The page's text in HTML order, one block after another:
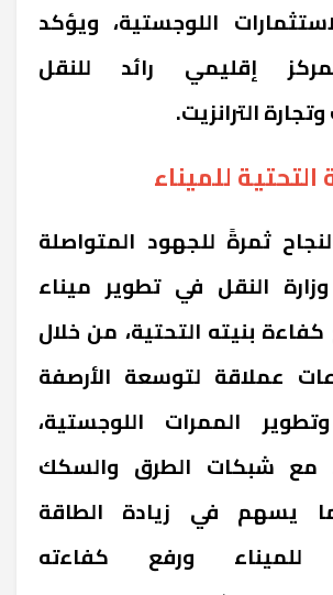
اللوجستية، ويؤكد
إقليمي رائد للنقل
الترانزيت.
التحتية للميناء
ثمرةً للجهود المتواصلة
وزارة النقل في تطوير ميناء
بنيته التحتية، من خلال
عملاقة لتوسعة الأرصفة
الممرات اللوجستية،
مع شبكات الطرق والسكك
يسهم في زيادة الطاقة
للميناء ورفع كفاءته